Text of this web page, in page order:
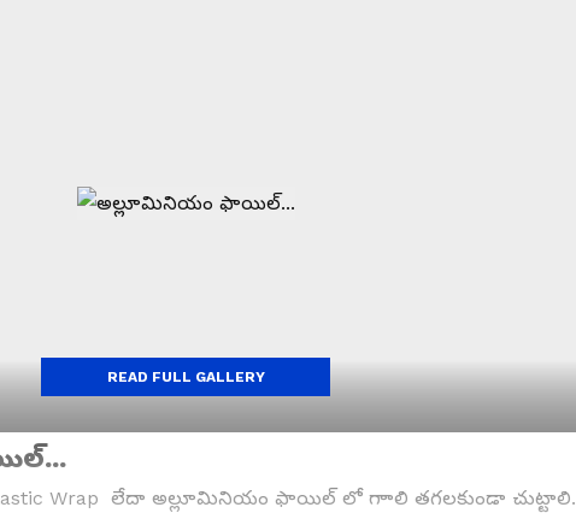
Wrap లేదా అల్లూమినియం ఫాయిల్ లో గాాలి తగలకుండా చుట్టాలి.
READ FULL GALLERY